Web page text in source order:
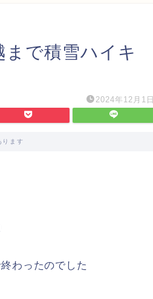
で積雪ハイキ
2024年12月1日
ります
わったのでした